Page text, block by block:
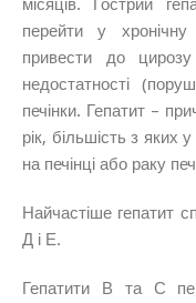
перейти у
привести до цирозу
недостатності
печінки. Гепатит –
рік, більшість з яких
на печінці або раку
Найчастіше гепатит
Д і Е.
Гепатити В та С